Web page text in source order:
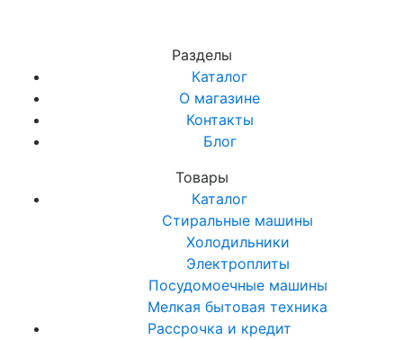
Разделы
Каталог
О магазине
Контакты
Блог
Товары
Каталог
Стиральные машины
Холодильники
Электроплиты
Посудомоечные машины
Мелкая бытовая техника
Рассрочка и кредит